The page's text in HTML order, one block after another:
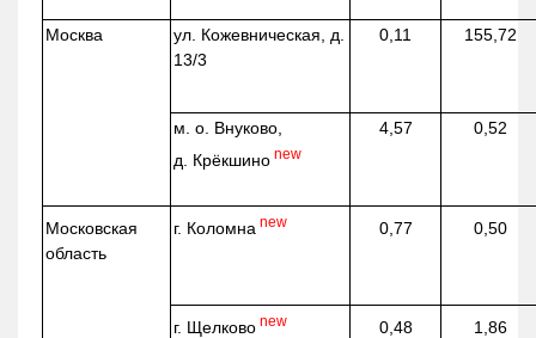
Москва ул. Кожевническая , д.
13/3
0,11 155,72
м. о. Внуково,
д. Крёкшино new
4,57 0,52
Московская
область
г. Коломна new 0,77 0,50
г. Щелково new 0,48 1,86